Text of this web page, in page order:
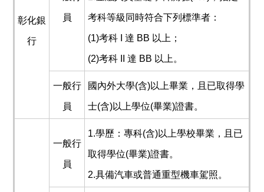
彰化銀
行
員 考科等級同時符合下列標準者：
(1)考科 I 達 BB 以上；
(2)考科 II 達 BB 以上。
一般行
員
國內外大學(含)以上畢業，且已取得學
士(含)以上學位(畢業)證書。
一般行
員
1.學歷：專科(含)以上學校畢業，且已
取得學位(畢業)證書。
2.具備汽車或普通重型機車駕照。